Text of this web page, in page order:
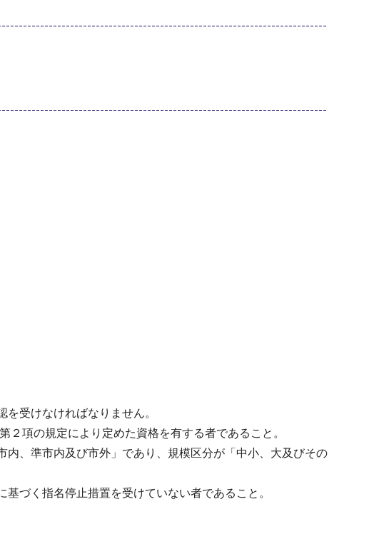
受けなければなりません。
２項の規定により定めた資格を有する者であること。
内、準市内及び市外」であり、規模区分が「中小、大及びその
づく指名停止措置を受けていない者であること。